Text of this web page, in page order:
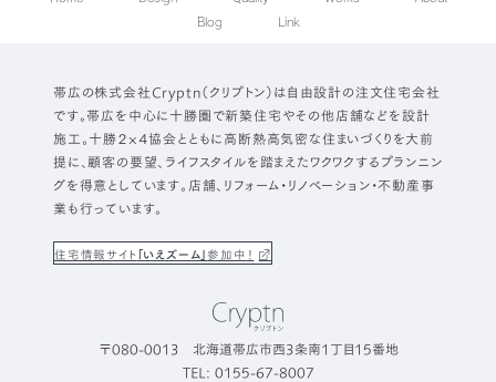
Blog
Link
帯広の株式会社Cryptn（クリプトン）は自由設計の注文住宅会社
です。帯広を中心に十勝圏で新築住宅やその他店舗などを設計
施工。十勝２×４協会とともに高断熱高気密な住まいづくりを大前
提に、顧客の要望、ライフスタイルを踏まえたワクワクするプランニン
グを得意としています。店舗、リフォーム・リノベーション・不動産事
業も行っています。
住宅情報サイト「いえズーム」参加中！
〒080-0013 北海道帯広市西3条南1丁目15番地
TEL: 0155-67-8007